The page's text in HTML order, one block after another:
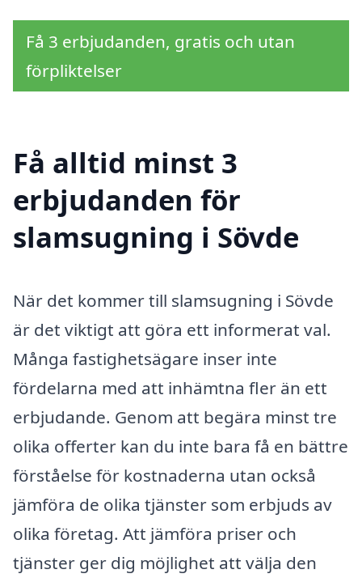
Få 3 erbjudanden, gratis och utan
förpliktelser
Få alltid minst 3
erbjudanden för
slamsugning i Sövde
När det kommer till slamsugning i Sövde
är det viktigt att göra ett informerat val.
Många fastighetsägare inser inte
fördelarna med att inhämtna fler än ett
erbjudande. Genom att begära minst tre
olika offerter kan du inte bara få en bättre
förståelse för kostnaderna utan också
jämföra de olika tjänster som erbjuds av
olika företag. Att jämföra priser och
tjänster ger dig möjlighet att välja den